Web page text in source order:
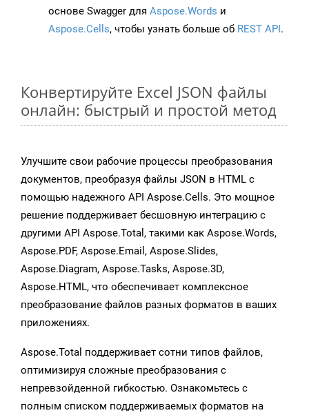
основе Swagger для Aspose.Words и
Aspose.Cells, чтобы узнать больше об REST API.
Конвертируйте Excel JSON файлы
онлайн: быстрый и простой метод
Улучшите свои рабочие процессы преобразования
документов, преобразуя файлы JSON в HTML с
помощью надежного API Aspose.Cells. Это мощное
решение поддерживает бесшовную интеграцию с
другими API Aspose.Total, такими как Aspose.Words,
Aspose.PDF, Aspose.Email, Aspose.Slides,
Aspose.Diagram, Aspose.Tasks, Aspose.3D,
Aspose.HTML, что обеспечивает комплексное
преобразование файлов разных форматов в ваших
приложениях.
Aspose.Total поддерживает сотни типов файлов,
оптимизируя сложные преобразования с
непревзойденной гибкостью. Ознакомьтесь с
полным списком поддерживаемых форматов на